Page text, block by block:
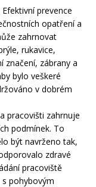
Efektivní prevence
opatření a
zahrnovat
rukavice,
značení, zábrany a
bylo veškeré
v dobrém
pracovišti zahrnuje
podmínek. To
být navrženo tak,
zdravé
pracoviště
pohybovým